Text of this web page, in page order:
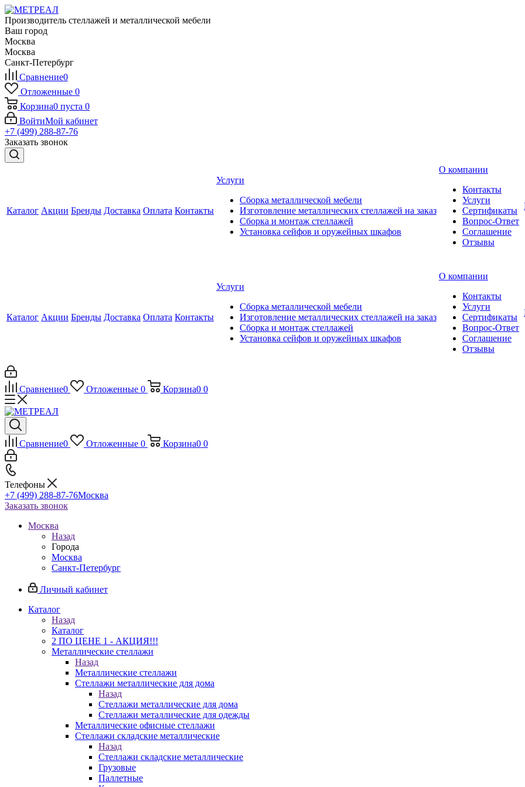
Производитель стеллажей и металлической мебели
Ваш город
Москва
Москва
Санкт-Петербург
Сравнение0
Отложенные 0
Корзина0 пуста 0
ВойтиМой кабинет
+7 (499) 288-87-76
Заказать звонок
Каталог Акции Бренды Доставка Оплата Контакты
Услуги
Сборка металлической мебели
Изготовление металлических стеллажей на заказ
Сборка и монтаж стеллажей
Установка сейфов и оружейных шкафов
О компании
Контакты
Услуги
Сертификаты
Вопрос-Ответ
Соглашение
Отзывы
Каталог Акции Бренды Доставка Оплата Контакты
Услуги
Сборка металлической мебели
Изготовление металлических стеллажей на заказ
Сборка и монтаж стеллажей
Установка сейфов и оружейных шкафов
О компании
Контакты
Услуги
Сертификаты
Вопрос-Ответ
Соглашение
Отзывы
Сравнение0 Отложенные 0 Корзина0 0
Сравнение0 Отложенные 0 Корзина0 0
Телефоны
+7 (499) 288-87-76Москва
Заказать звонок
Москва
Назад
Города
Москва
Санкт-Петербург
Личный кабинет
Каталог
Назад
Каталог
2 ПО ЦЕНЕ 1 - АКЦИЯ!!!
Металлические стеллажи
Назад
Металлические стеллажи
Стеллажи металлические для дома
Назад
Стеллажи металлические для дома
Стеллажи металлические для одежды
Металлические офисные стеллажи
Стеллажи складские металлические
Назад
Стеллажи складские металлические
Грузовые
Паллетные